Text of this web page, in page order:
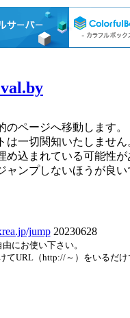
のページへ移動します。
一切関知いたしません
め込まれている可能性が
ンプしないほうが良い
jump20230628
にお使い下さい。
てURL（http://～）をいるだけ